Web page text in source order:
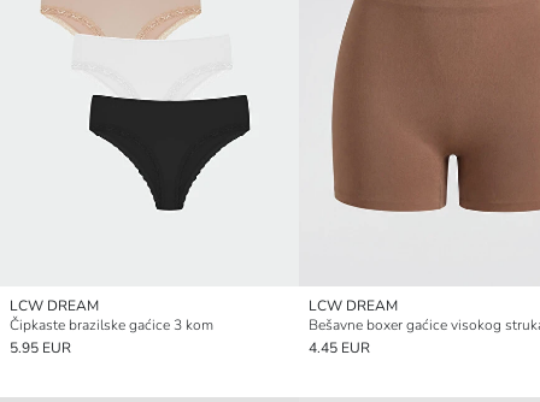
LCW DREAM
Čipkaste brazilske gaćice 3 kom
5.95 EUR
LCW DREAM
Bešavne boxer gaćice visokog
4.45 EUR